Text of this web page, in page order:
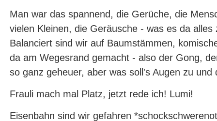
Man war das spannend, die Gerüche, die
vielen Kleinen, die Geräusche - was es da alles
Balanciert sind wir auf Baumstämmen,
da am Wegesrand gemacht - also der Gong,
so ganz geheuer, aber was soll's Augen zu und
Frauli mach mal Platz, jetzt rede ich! Lumi!
Eisenbahn sind wir gefahren